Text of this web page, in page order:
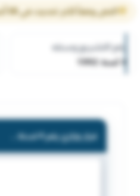
النص وفقاً لآخر تحديث في 08 أغسطس 2026
رقم التشريع وسنته
4 لسنة 1992